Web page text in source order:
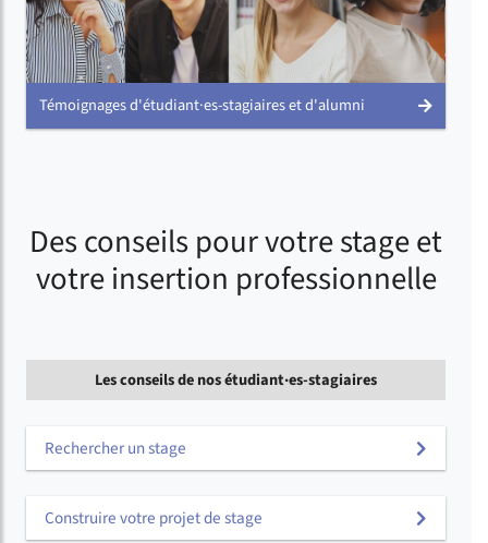
Témoignages d'étudiant·es-stagiaires et d'alumni
Des conseils pour votre stage et
votre insertion professionnelle
Les conseils de nos étudiant·es-stagiaires
Rechercher un stage
Construire votre projet de stage